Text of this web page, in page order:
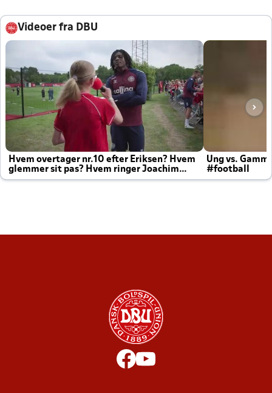
Videoer fra DBU
Hvem overtager nr.10 efter Eriksen? Hvem
glemmer sit pas? Hvem ringer Joachim
altid til efter kampe?
Ung vs.
#football